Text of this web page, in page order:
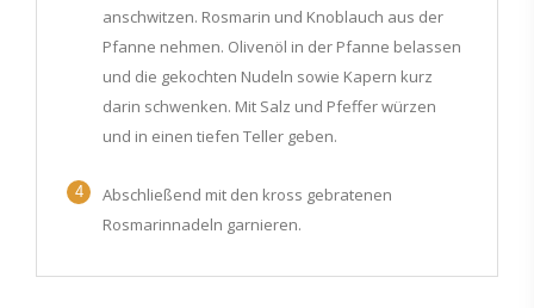
anschwitzen. Rosmarin und Knoblauch aus der
Pfanne nehmen. Olivenöl in der Pfanne belassen
und die gekochten Nudeln sowie Kapern kurz
darin schwenken. Mit Salz und Pfeffer würzen
und in einen tiefen Teller geben.
4
Abschließend mit den kross gebratenen
Rosmarinnadeln garnieren.